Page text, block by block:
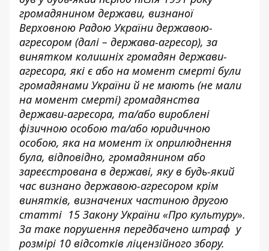
громадянином держави, визнаної
Верховною Радою України державою-
агресором (далі – держава-агресор), за
винятком колишніх громадян держави-
агресора, які є або на момент смерті були
громадянами України й не мають (не мали
на момент смерті) громадянства
держави-агресора, та/або вироблені
фізичною особою та/або юридичною
особою, яка на момент їх оприлюднення
була, відповідно, громадянином або
зареєстрована в державі, яку в будь-який
час визнано державою-агресором крім
винятків, визначених частиною другою
статті 15 Закону України «Про культуру».
За таке порушення передбачено штраф у
розмірі 10 відсотків ліцензійного збору.